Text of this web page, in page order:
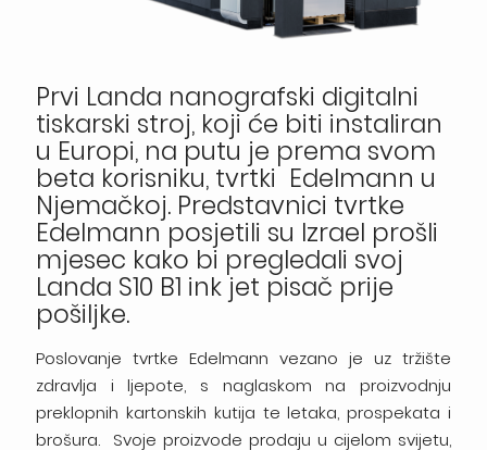
Prvi Landa nanografski digitalni
tiskarski stroj, koji će biti instaliran
u Europi, na putu je prema svom
beta korisniku, tvrtki Edelmann u
Njemačkoj. Predstavnici tvrtke
Edelmann posjetili su Izrael prošli
mjesec kako bi pregledali svoj
Landa S10 B1 ink jet pisač prije
pošiljke.
Poslovanje tvrtke Edelmann vezano je uz tržište
zdravlja i ljepote, s naglaskom na proizvodnju
preklopnih kartonskih kutija te letaka, prospekata i
brošura. Svoje proizvode prodaju u cijelom svijetu,